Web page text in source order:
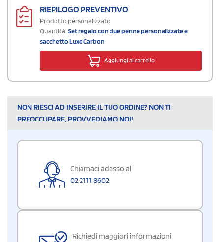
RIEPILOGO PREVENTIVO
Prodotto personalizzato
Quantità:Set regalo con due penne personalizzate e
sacchetto Luxe Carbon
Aggiungi al carrello
NON RIESCI AD INSERIRE IL TUO ORDINE? NON TI
PREOCCUPARE, PROVVEDIAMO NOI!
Chiamaci adesso al
02 2111 8602
Richiedi maggiori informazioni